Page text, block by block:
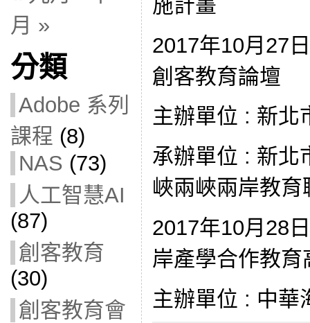
月 »
分類
Adobe 系列
課程 (8)
NAS (73)
人工智慧AI
(87)
創客教育
(30)
創客教育會
施計畫
2017年10月27
創客教育論壇
主辦單位 : 新北
承辦單位 : 新北
峽兩峽兩岸教育
2017年10月28
岸產學合作教育
主辦單位 : 中華